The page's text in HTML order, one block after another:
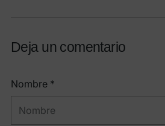
Deja un comentario
Nombre *